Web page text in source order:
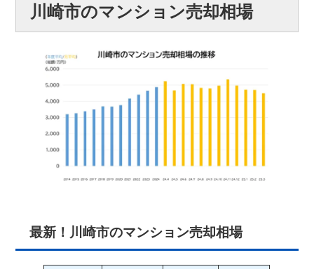
川崎市のマンション売却相場
最新！川崎市のマンション売却相場